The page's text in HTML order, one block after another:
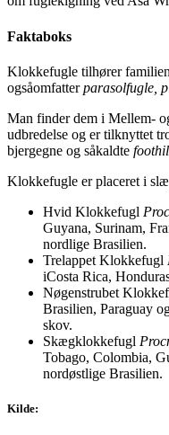
Faktaboks
Klokkefugle tilhører
ogsåomfatterparasolfugle,
Man finder dem i Mellem-
udbredelse og er tilknyttet
bjergegne og såkaldte
Klokkefugle er placeret i
Hvid Klokkefugl
Guyana, Surinam,
nordlige Brasilien.
Trelappet Klokkefugl
iCosta Rica,
Nøgenstrubet
Brasilien, Paraguay
skov.
Skægklokkefugl
Tobago, Colombia,
nordøstlige Brasilien.
Kilde: